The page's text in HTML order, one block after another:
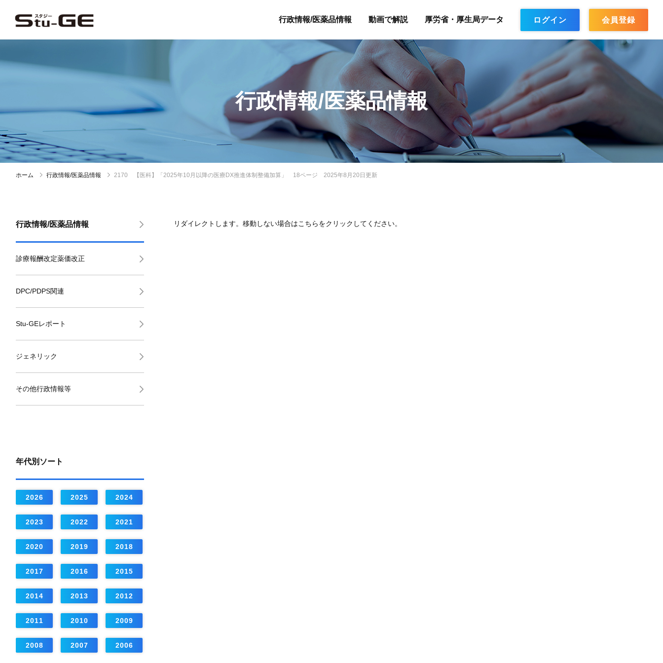
行政情報/医薬品情報 動画で解説 厚労省・厚生局データ ログイン 会員登録
行政情報/医薬品情報
ホーム 行政情報/医薬品情報 2170 【医科】「2025年10月以降の医療DX推進体制整備加算」 18ページ 2025年8月20日更新
リダイレクトします。移動しない場合はこちらをクリックしてください。
行政情報/医薬品情報
診療報酬改定薬価改正
DPC/PDPS関連
Stu-GEレポート
ジェネリック
その他行政情報等
年代別ソート
2026 2025 2024
2023 2022 2021
2020 2019 2018
2017 2016 2015
2014 2013 2012
2011 2010 2009
2008 2007 2006